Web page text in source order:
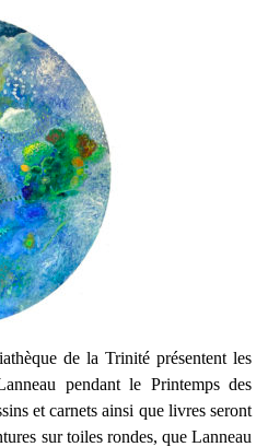
de la Trinité présentent les
pendant le Printemps des
et carnets ainsi que livres seront
sur toiles rondes, que Lanneau